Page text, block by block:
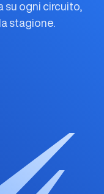
su ogni circuito,
stagione.